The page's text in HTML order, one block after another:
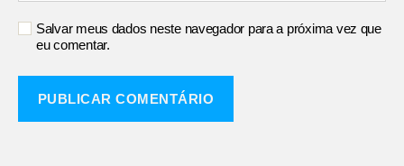
Salvar meus dados neste navegador para a próxima vez que
eu comentar.